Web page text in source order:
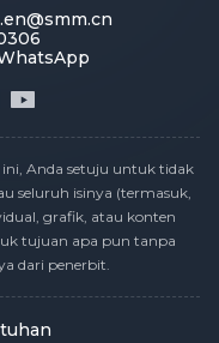
Anda setuju untuk tidak
seluruh isinya (termasuk,
grafik, atau konten
tujuan apa pun tanpa
dari penerbit.